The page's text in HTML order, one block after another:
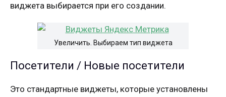
виджета выбирается при его создании.
Увеличить. Выбираем тип виджета
Посетители / Новые посетители
Это стандартные виджеты, которые установлены